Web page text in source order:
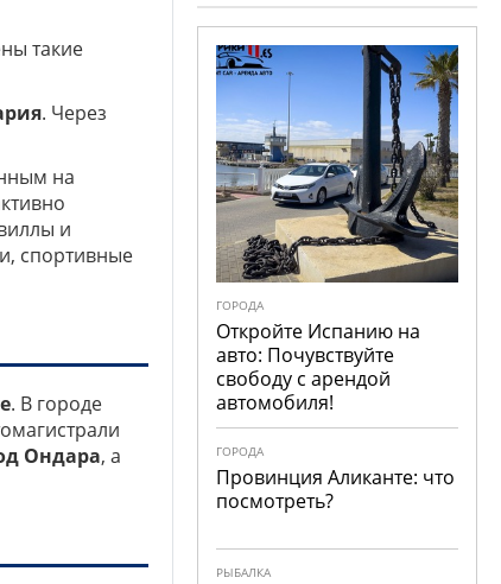
такие
. Через
на
и
спортивные
. В городе
Ондара, а
ГОРОДА
Откройте Испанию на
авто: Почувствуйте
свободу с арендой
автомобиля!
ГОРОДА
Провинция Аликанте: что
посмотреть?
РЫБАЛКА